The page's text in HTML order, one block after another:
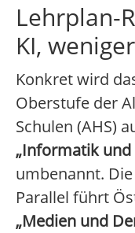
Lehrplan-
KI,
Konkret wird
Oberstufe der
Schulen (AHS)
„Informatik und
umbenannt.
Parallel führt
„Medien und